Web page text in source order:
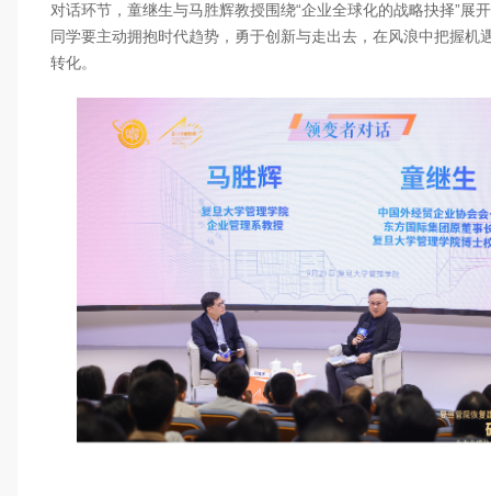
对话环节，童继生与马胜辉教授围绕“企业全球化的战略抉择”展
同学要主动拥抱时代趋势，勇于创新与走出去，在风浪中把握机
转化。